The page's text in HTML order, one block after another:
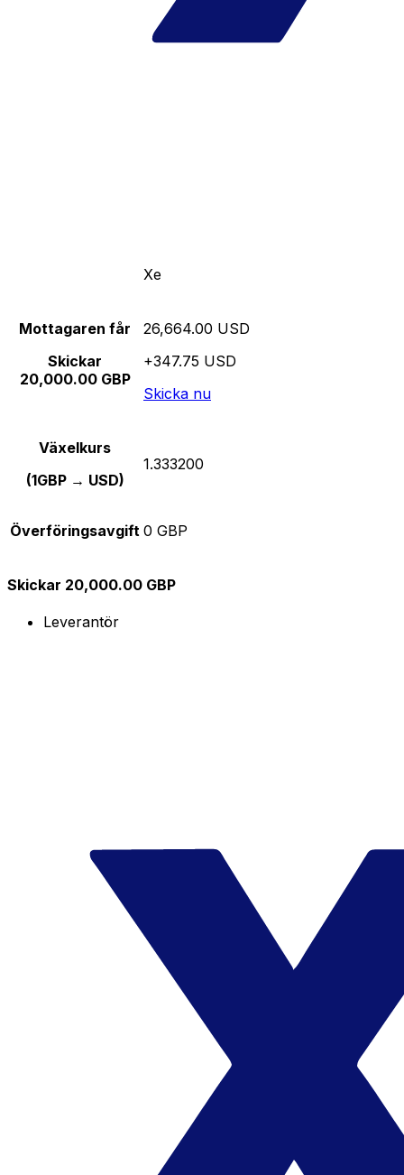
Xe
Mottagaren får
Skickar
20,000.00 GBP
26,664.00 USD
+347.75 USD
Skicka nu
Växelkurs
(1GBP → USD)
1.333200
Överföringsavgift 0 GBP
Skickar 20,000.00 GBP
Leverantör